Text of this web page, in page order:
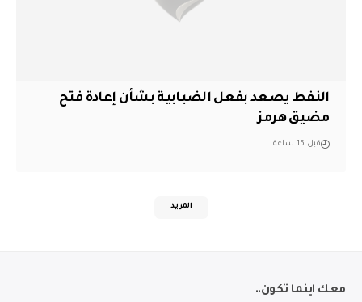
النفط يصعد بفعل الضبابية بشأن إعادة فتح
مضيق هرمز
قبل 15 ساعة
المزيد
معك اينما تكون..